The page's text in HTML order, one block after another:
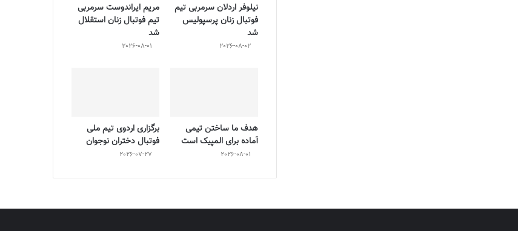
نیلوفر اردلان سرمربی تیم
فوتبال زنان پرسپولیس
شد
2026-08-02
مریم ایراندوست سرمربی
تیم فوتبال زنان استقلال
شد
2026-08-01
هدف ما ساختن تیمی
آماده برای المپیک است
2026-08-01
برگزاری اردوی تیم ملی
فوتبال دختران نوجوان
2026-07-27